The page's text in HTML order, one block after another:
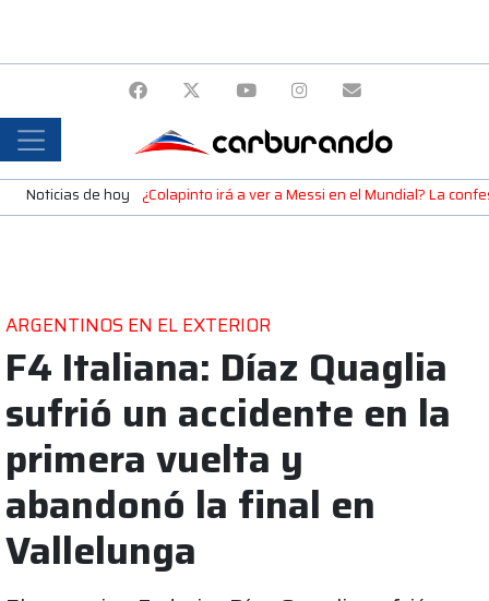
Noticias de hoy ¿Colapinto irá a ver a Messi en el Mundial? La
ARGENTINOS EN EL EXTERIOR
F4 Italiana: Díaz Quaglia
sufrió un accidente en la
primera vuelta y
abandonó la final en
Vallelunga